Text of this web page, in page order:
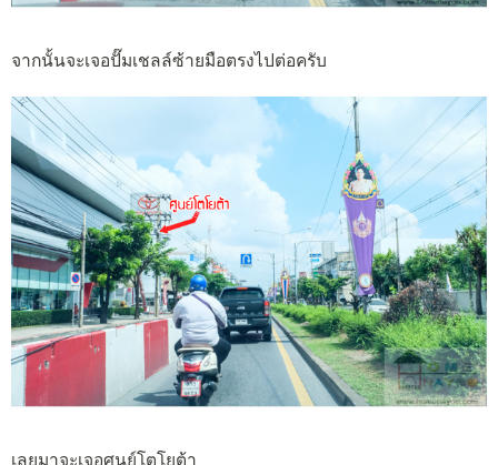
จากนั้นจะเจอปั๊มเชลล์ซ้ายมือตรงไปต่อครับ
เลยมาจะเจอศูนย์โตโยต้า